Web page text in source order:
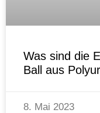
Was sind die
Ball aus
8. Mai 2023